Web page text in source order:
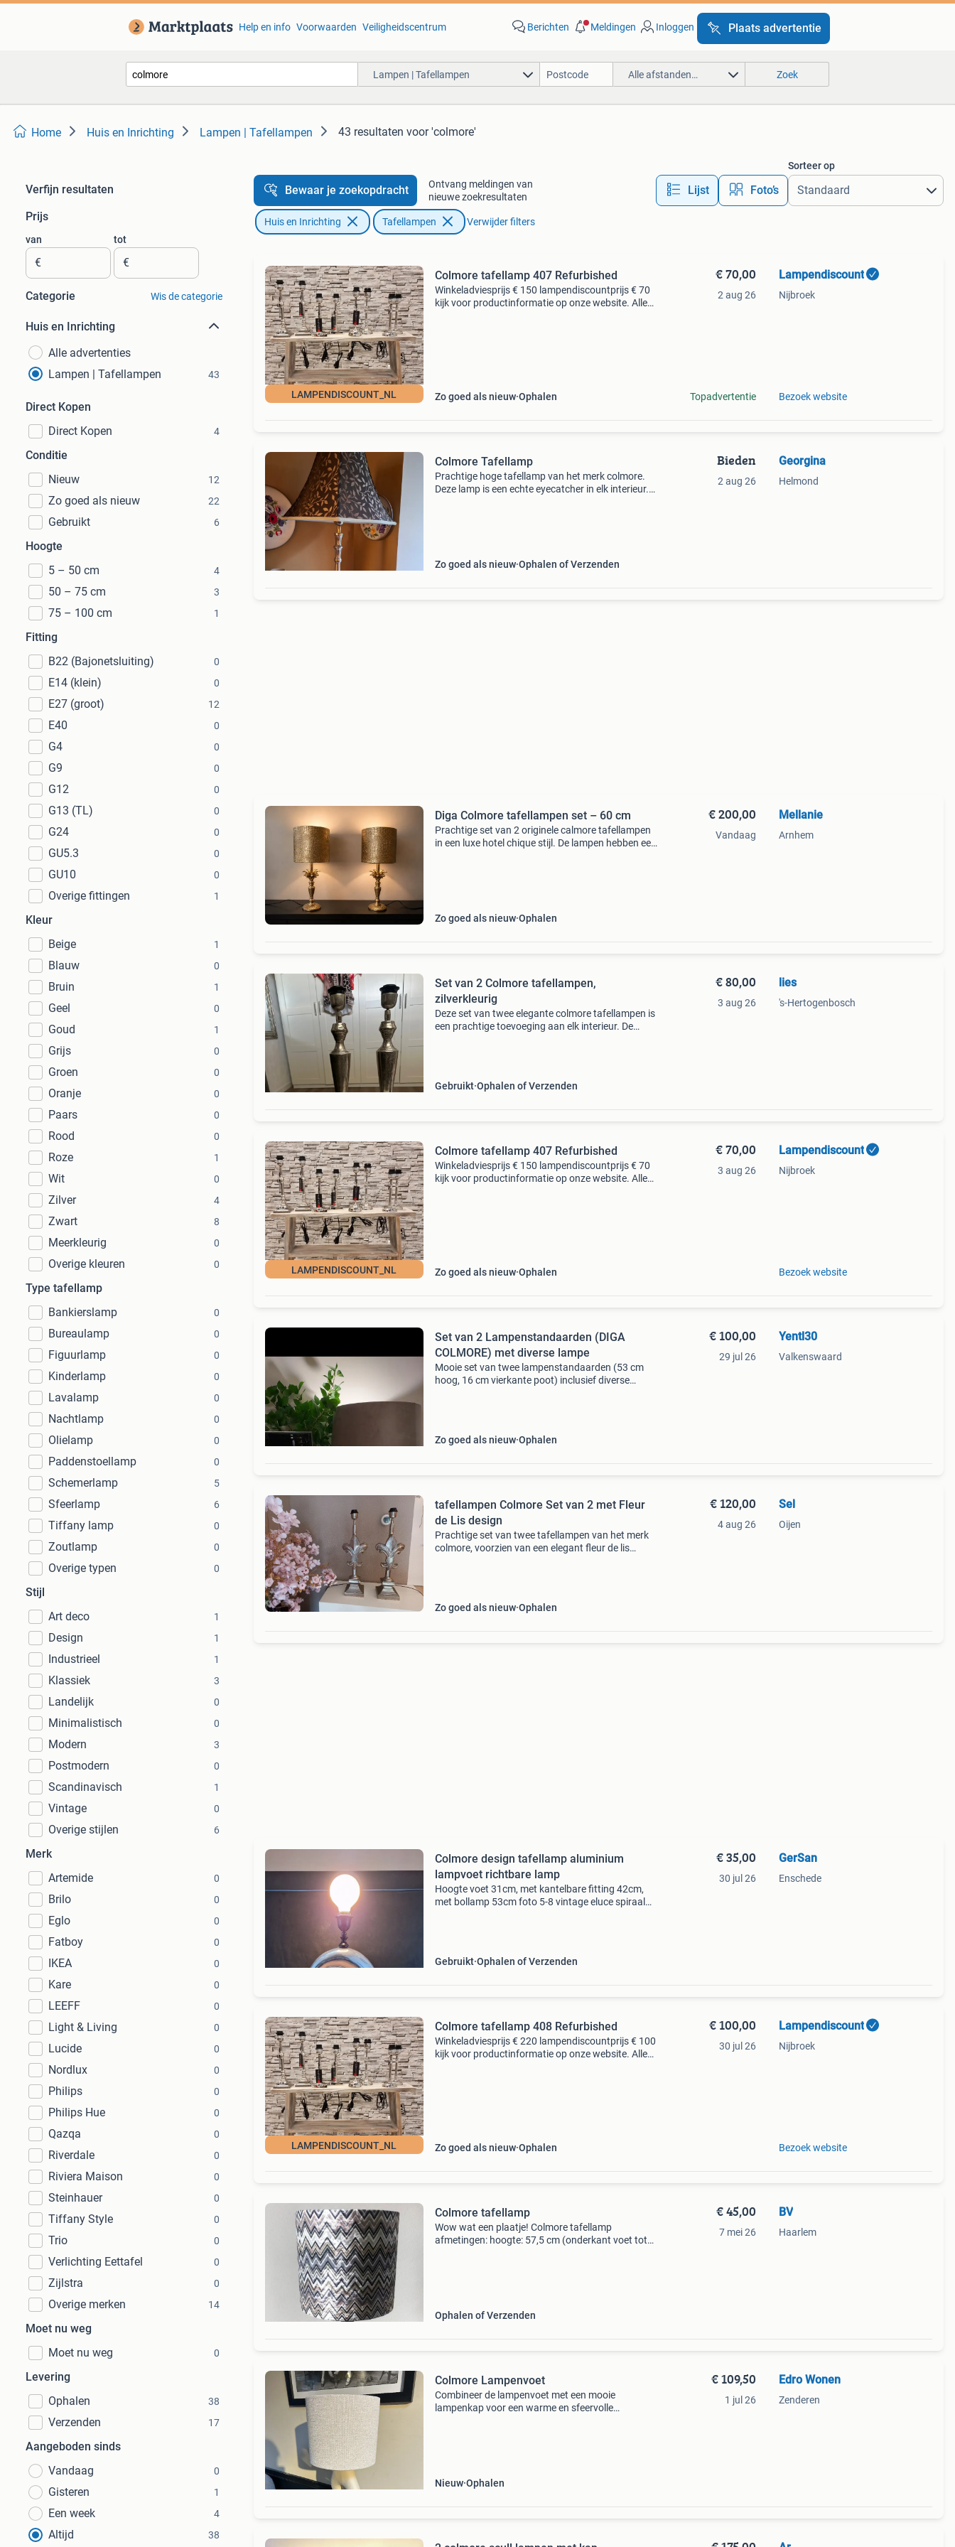
Help en info Voorwaarden Veiligheidscentrum Berichten Meldingen Inloggen Plaats advertentie
Lampen | Tafellampen Alle afstanden… Zoek
Home Huis en Inrichting Lampen | Tafellampen 43 resultaten voor 'colmore'
Verfijn resultaten
Prijs
van
€
tot
€
Categorie Wis de categorie
Huis en Inrichting
Alle advertenties
Lampen | Tafellampen
43
Direct Kopen
Direct Kopen
4
Conditie
Nieuw
12
Zo goed als nieuw 22
Gebruikt 6
Hoogte
5 – 50 cm
4
50 – 75 cm 3
75 – 100 cm 1
Fitting
B22 (Bajonetsluiting)
0
E14 (klein) 0
E27 (groot) 12
E40 0
G4 0
G9 0
G12 0
G13 (TL) 0
G24 0
GU5.3 0
GU10 0
Overige fittingen 1
Kleur
Beige
1
Blauw 0
Bruin 1
Geel 0
Goud 1
Grijs 0
Groen 0
Oranje 0
Paars 0
Rood 0
Roze 1
Wit 0
Zilver 4
Zwart 8
Meerkleurig 0
Overige kleuren 0
Type tafellamp
Bankierslamp
0
Bureaulamp 0
Figuurlamp 0
Kinderlamp 0
Lavalamp 0
Nachtlamp 0
Olielamp 0
Paddenstoellamp 0
Schemerlamp 5
Sfeerlamp 6
Tiffany lamp 0
Zoutlamp 0
Overige typen 0
Stijl
Art deco
1
Design 1
Industrieel 1
Klassiek 3
Landelijk 0
Minimalistisch 0
Modern 3
Postmodern 0
Scandinavisch 1
Vintage 0
Overige stijlen 6
Merk
Artemide
0
Brilo 0
Eglo 0
Fatboy 0
IKEA 0
Kare 0
LEEFF 0
Light & Living 0
Lucide 0
Nordlux 0
Philips 0
Philips Hue 0
Qazqa 0
Riverdale 0
Riviera Maison 0
Steinhauer 0
Tiffany Style 0
Trio 0
Verlichting Eettafel 0
Zijlstra 0
Overige merken 14
Moet nu weg
Moet nu weg
0
Levering
Ophalen
38
Verzenden 17
Aangeboden sinds
Vandaag
0
Gisteren 1
Een week 4
Altijd 38
Bewaar je zoekopdracht
Ontvang meldingen van
nieuwe zoekresultaten
Lijst Foto’s
Sorteer op
Huis en Inrichting Tafellampen Verwijder filters
LAMPENDISCOUNT_NL
Colmore tafellamp 407 Refurbished
Winkeladviesprijs € 150 lampendiscountprijs € 70
kijk voor productinformatie op onze website. Alle
Zo goed als nieuw Ophalen
€ 70,00
2 aug 26
Topadvertentie
Lampendiscount
Nijbroek
Bezoek website
Colmore Tafellamp
Prachtige hoge tafellamp van het merk colmore.
Deze lamp is een echte eyecatcher in elk interieur.
Zo goed als nieuw Ophalen of Verzenden
Bieden
2 aug 26
Georgina
Helmond
Diga Colmore tafellampen set – 60 cm
Prachtige set van 2 originele calmore tafellampen
in een luxe hotel chique stijl. De lampen hebben een
Zo goed als nieuw Ophalen
€ 200,00
Vandaag
Mellanie
Arnhem
Set van 2 Colmore tafellampen,
zilverkleurig
Deze set van twee elegante colmore tafellampen is
een prachtige toevoeging aan elk interieur. De
Gebruikt Ophalen of Verzenden
€ 80,00
3 aug 26
lies
's-Hertogenbosch
LAMPENDISCOUNT_NL
Colmore tafellamp 407 Refurbished
Winkeladviesprijs € 150 lampendiscountprijs € 70
kijk voor productinformatie op onze website. Alle
Zo goed als nieuw Ophalen
€ 70,00
3 aug 26
Lampendiscount
Nijbroek
Bezoek website
Set van 2 Lampenstandaarden (DIGA
COLMORE) met diverse lampe
Mooie set van twee lampenstandaarden (53 cm
hoog, 16 cm vierkante poot) inclusief diverse
Zo goed als nieuw Ophalen
€ 100,00
29 jul 26
Yentl30
Valkenswaard
tafellampen Colmore Set van 2 met Fleur
de Lis design
Prachtige set van twee tafellampen van het merk
colmore, voorzien van een elegant fleur de lis
Zo goed als nieuw Ophalen
€ 120,00
4 aug 26
Sel
Oijen
Colmore design tafellamp aluminium
lampvoet richtbare lamp
Hoogte voet 31cm, met kantelbare fitting 42cm,
met bollamp 53cm foto 5-8 vintage eluce spiraal
Gebruikt Ophalen of Verzenden
€ 35,00
30 jul 26
GerSan
Enschede
LAMPENDISCOUNT_NL
Colmore tafellamp 408 Refurbished
Winkeladviesprijs € 220 lampendiscountprijs € 100
kijk voor productinformatie op onze website. Alle
Zo goed als nieuw Ophalen
€ 100,00
30 jul 26
Lampendiscount
Nijbroek
Bezoek website
Colmore tafellamp
Wow wat een plaatje! Colmore tafellamp
afmetingen: hoogte: 57,5 cm (onderkant voet tot
Ophalen of Verzenden
€ 45,00
7 mei 26
BV
Haarlem
Colmore Lampenvoet
Combineer de lampenvoet met een mooie
lampenkap voor een warme en sfeervolle
Nieuw Ophalen
€ 109,50
1 jul 26
Edro Wonen
Zenderen